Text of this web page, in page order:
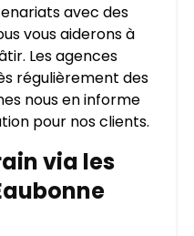
avec des
vous aiderons à
Les agences
régulièrement des
nous en informe
pour nos clients.
via les